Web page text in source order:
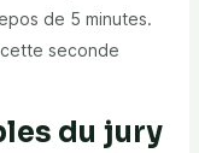
de 5 minutes.
seconde
du jury